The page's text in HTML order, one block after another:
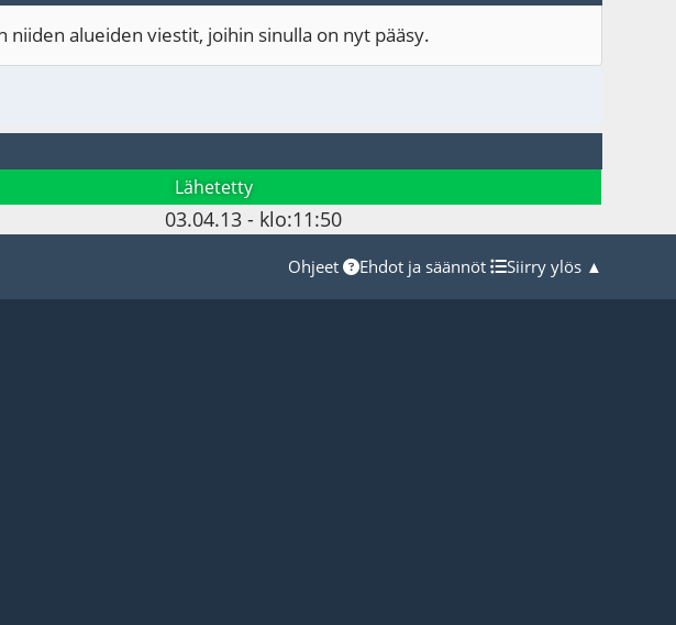
niiden alueiden viestit, joihin sinulla on nyt pääsy.
Lähetetty
03.04.13 - klo:11:50
Ohjeet Ehdot ja säännöt Siirry ylös ▲